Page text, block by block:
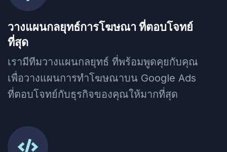
วางแผนกลยุทธ์การโฆษณา ที่ตอบโจทย์
ที่สุด
เรามีทีมวางแผนกลยุทธ์ ที่พร้อมพูดคุยกับคุณ
เพื่อวางแผนการทำโฆษณาบน Google Ads
ที่ตอบโจทย์กับธุรกิจของคุณให้มากที่สุด